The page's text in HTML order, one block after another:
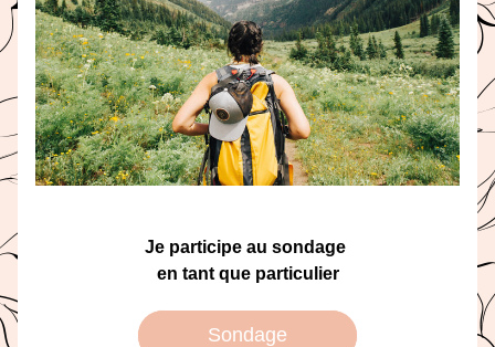
Je participe au sondage
en tant que particulier
Sondage